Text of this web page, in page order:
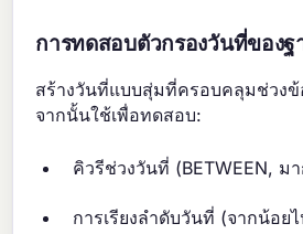
การทดสอบตัวกรองวันที่ของ
สร้างวันที่แบบสุ่มที่ครอบคลุมช่วง
จากนั้นใช้เพื่อทดสอบ:
คิวรีช่วงวันที่ (BETWEEN, ม
การเรียงลำดับวันที่ (จากน้อย